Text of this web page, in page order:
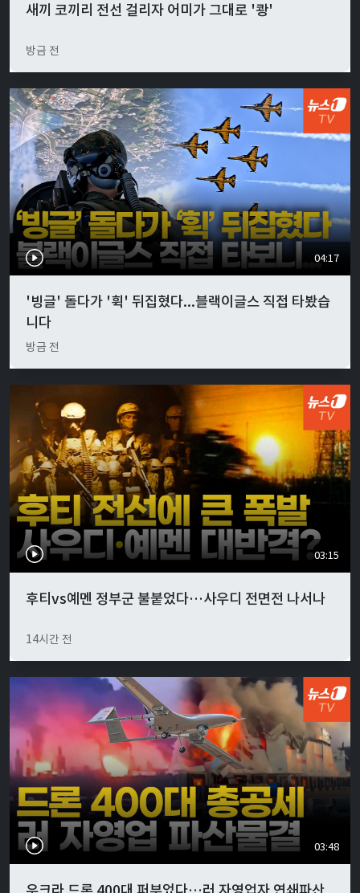
새끼 코끼리 전선 걸리자 어미가 그대로 '쾅'
방금 전
04:17
'빙글' 돌다가 '휙' 뒤집혔다...블랙이글스 직접 타봤습
니다
방금 전
03:15
후티vs예멘 정부군 불붙었다…사우디 전면전 나서나
14시간 전
03:48